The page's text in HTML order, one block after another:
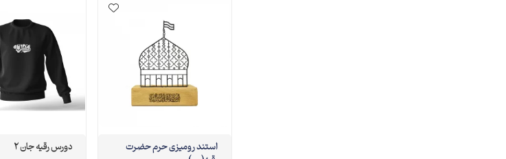
استند رومیزی حرم حضرت
دورس رقیه جان 2